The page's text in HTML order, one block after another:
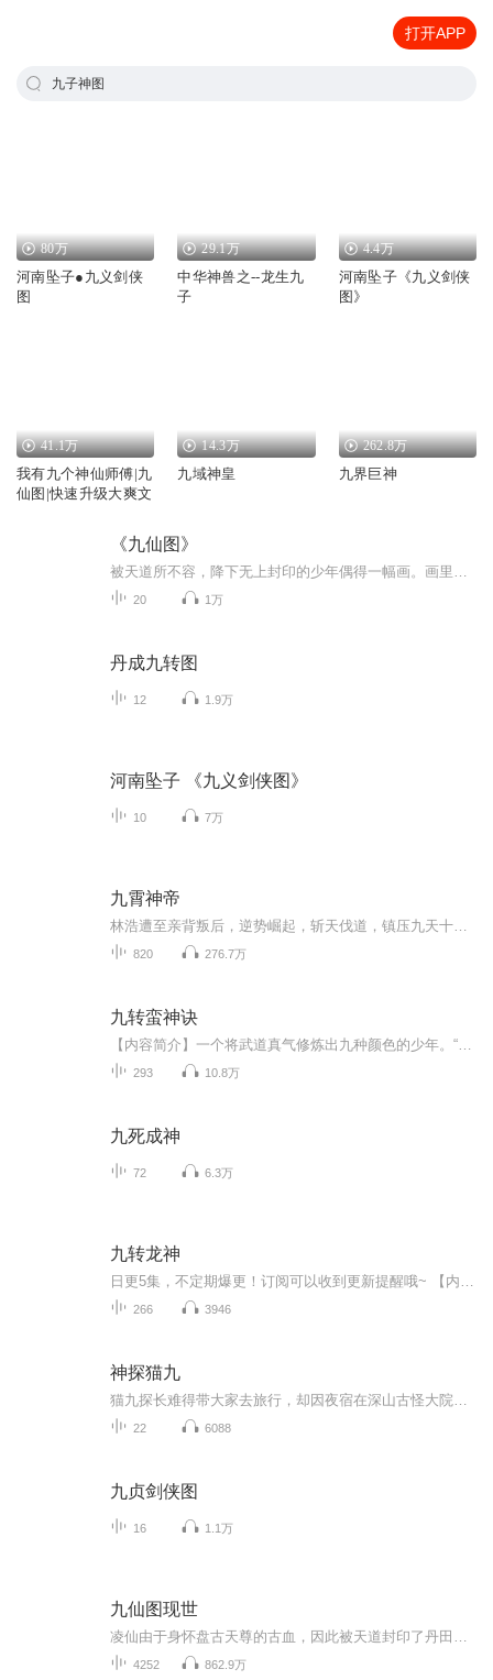
打开APP
九子神图
80万
河南坠子●九义剑侠
图
29.1万
中华神兽之--龙生九
子
4.4万
河南坠子《九义剑侠
图》
41.1万
我有九个神仙师傅|九
仙图|快速升级大爽文
14.3万
九域神皇
262.8万
九界巨神
《九仙图》
20 1万
丹成九转图
12 1.9万
河南坠子 《九义剑侠图》
10 7万
九霄神帝
820 276.7万
九转蛮神诀
293 10.8万
九死成神
72 6.3万
九转龙神
266 3946
神探猫九
22 6088
九贞剑侠图
16 1.1万
九仙图现世
4252 862.9万